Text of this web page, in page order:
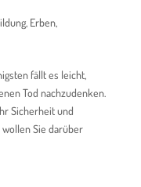
, Erben,
fällt es leicht,
Tod nachzudenken.
Sicherheit und
Sie darüber